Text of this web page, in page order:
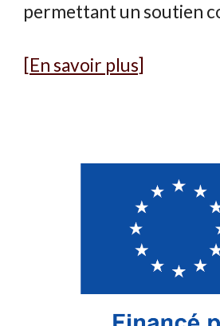
permettant un soutien
[En savoir plus]